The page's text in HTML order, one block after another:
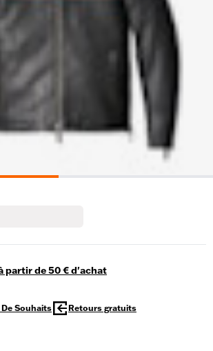
partir de 50 € d'achat
Souhaits Retours gratuits